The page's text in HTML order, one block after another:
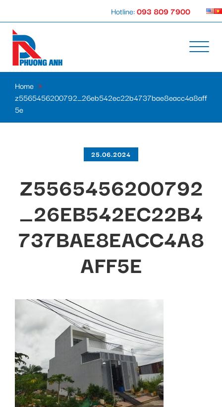
Hotline:093 809 7900
Home »
z5565456200792_26eb542ec22b4737bae8eacc4a8aff
5e
25.06.2024
Z5565456200792
_26EB542EC22B4
737BAE8EACC4A8
AFF5E